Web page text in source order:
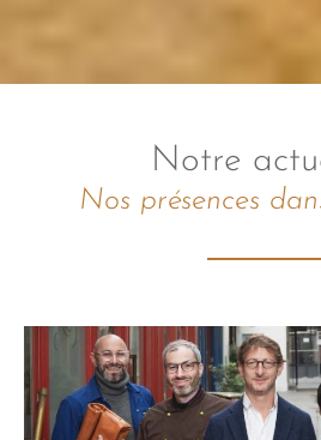
Notre
Nos présences